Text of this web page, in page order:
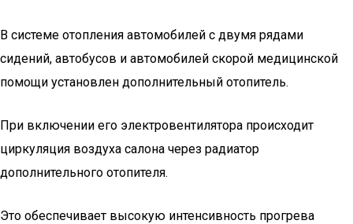
В системе отопления автомобилей с двумя рядами
сидений, автобусов и автомобилей скорой медицинской
помощи установлен дополнительный отопитель.
При включении его электровентилятора происходит
циркуляция воздуха салона через радиатор
дополнительного отопителя.
Это обеспечивает высокую интенсивность прогрева